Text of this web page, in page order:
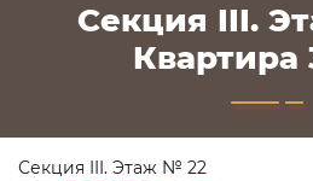
Секция III.
Квартира
Секция III. Этаж № 22